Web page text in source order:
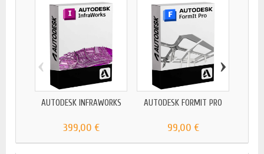
AUTODESK INFRAWORKS
399,00 €
AUTODESK FORMIT PRO
99,00 €
‹ ›